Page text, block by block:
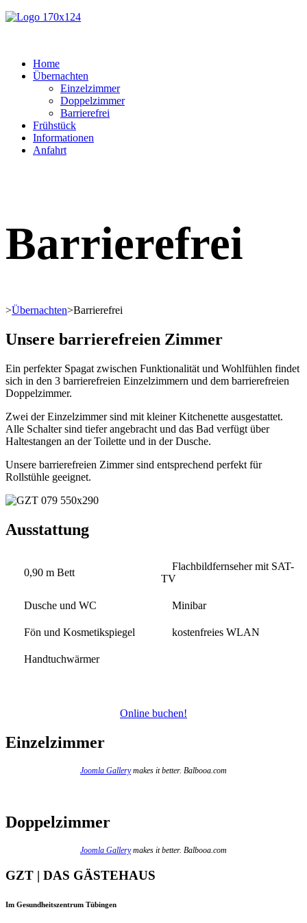
Home
Übernachten
Einzelzimmer
Doppelzimmer
Barrierefrei
Frühstück
Informationen
Anfahrt
Barrierefrei
>Übernachten>Barrierefrei
Unsere barrierefreien Zimmer
Ein perfekter Spagat zwischen Funktionalität und Wohlfühlen findet
sich in den 3 barrierefreien Einzelzimmern und dem barrierefreien
Doppelzimmer.
Zwei der Einzelzimmer sind mit kleiner Kitchenette ausgestattet.
Alle Schalter sind tiefer angebracht und das Bad verfügt über
Haltestangen an der Toilette und in der Dusche.
Unsere barrierefreien Zimmer sind entsprechend perfekt für
Rollstühle geeignet.
Ausstattung
0,90 m Bett
Flachbildfernseher mit SAT-
TV
Dusche und WC Minibar
Fön und Kosmetikspiegel kostenfreies WLAN
Handtuchwärmer
Online buchen!
Einzelzimmer
Joomla Gallerymakes it better. Balbooa.com
Doppelzimmer
Joomla Gallerymakes it better. Balbooa.com
GZT | DAS GÄSTEHAUS
Im Gesundheitszentrum Tübingen